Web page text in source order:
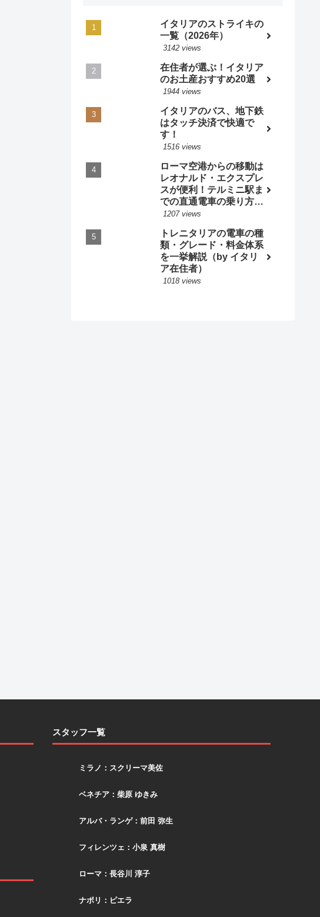
イタリアのストライキの
一覧（2026年）
3142 views
在住者が選ぶ！イタリア
のお土産おすすめ20選
1944 views
イタリアのバス、地下鉄
はタッチ決済で快適で
す！
1516 views
ローマ空港からの移動は
レオナルド・エクスプレ
スが便利！テルミニ駅ま
での直通電車の乗り方・
料金・時刻表 by 現地ガ
1207 views
トレニタリアの電車の種
類・グレード・料金体系
を一挙解説（by イタリ
ア在住者）
1018 views
スタッフ一覧
スクリーマ
ミラノ：スクリーマ美佐
柴原
ベネチア：柴原 ゆきみ
アルバ
アルバ・ランゲ：前田 弥生
小泉
フィレンツェ：小泉 真樹
長谷川
ローマ：長谷川 淳子
ピエラ
ナポリ：ピエラ